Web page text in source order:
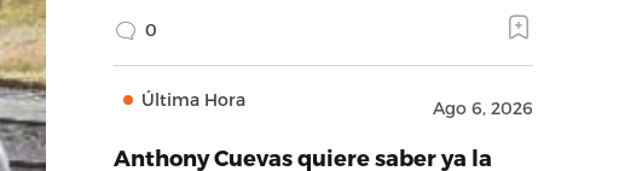
0
Última Hora Ago 6, 2026
Anthony Cuevas quiere saber ya la